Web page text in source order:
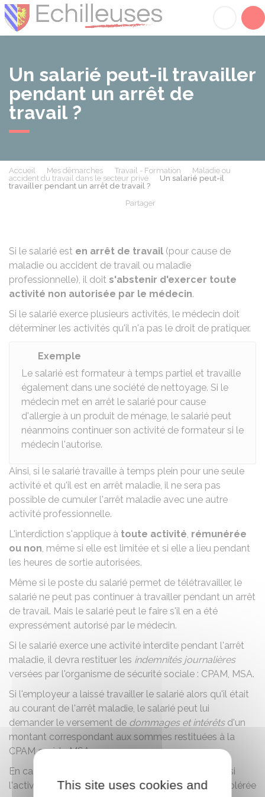
Un salarié peut-il travailler
pendant un arrêt de
travail ?
Accueil Mes démarches Travail - Formation
Maladie ou
accident du travail dans le secteur privé
Un salarié peut-il
travailler pendant un arrêt de travail ?
Partager
Si le salarié est en arrêt de travail (pour cause de
maladie ou accident de travail ou maladie
professionnelle), il doit s'abstenir d'exercer toute
activité non autorisée par le médecin.
Si le salarié exerce plusieurs activités, le médecin doit
déterminer les activités qu'il n'a pas le droit de pratiquer.
Exemple
Le salarié est formateur à temps partiel et travaille
également dans une société de nettoyage. Si le
médecin met en arrêt le salarié pour cause
d'allergie à un produit de ménage, le salarié peut
néanmoins continuer son activité de formateur si le
médecin l'autorise.
Ainsi, si le salarié travaille à temps plein pour une seule
activité et qu'il est en arrêt maladie, il ne sera pas
possible de cumuler l'arrêt maladie avec une autre
activité professionnelle.
L'interdiction s'applique à toute activité, rémunérée
ou non, même si elle est limitée et si elle a lieu pendant
les heures de sortie autorisées.
Même si le poste du salarié permet de télétravailler, le
salarié ne peut pas continuer à travailler pendant un arrêt
de travail. Mais le salarié peut le faire s'il en a été
expressément autorisé par le médecin.
Si le salarié exerce une activité interdite pendant l'arrêt
maladie, il devra restituer les indemnités journalières
versées par l'organisme de sécurité sociale : CPAM, MSA.
Si l'employeur a laissé travailler le salarié alors qu'il était
au courant de l'arrêt maladie, le salarié peut lui
demander le versement de dommages et intérêtsd'un
montant correspondant aux sommes restituées à la
CPAM ou à la MSA.
En cas de litige, c'est le juge qui se charge d'établir si
l'activité constatée lors d'un contrôle médical est tolérée
This site uses cookies and